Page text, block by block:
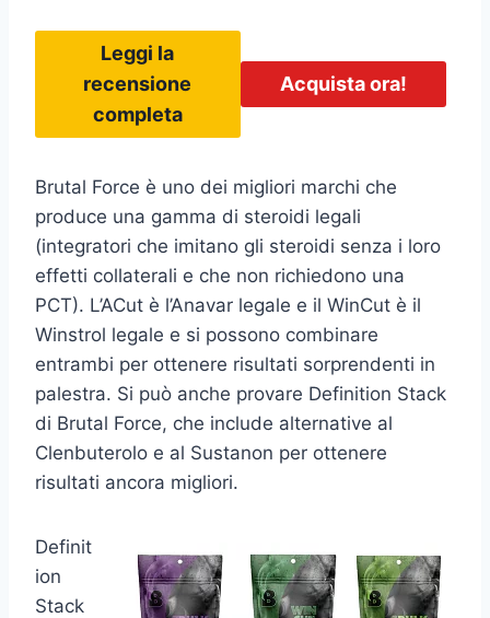
Leggi la
recensione
completa
Acquista ora!
Brutal Force è uno dei migliori marchi che
produce una gamma di steroidi legali
(integratori che imitano gli steroidi senza i loro
effetti collaterali e che non richiedono una
PCT). L’ACut è l’Anavar legale e il WinCut è il
Winstrol legale e si possono combinare
entrambi per ottenere risultati sorprendenti in
palestra. Si può anche provare Definition Stack
di Brutal Force, che include alternative al
Clenbuterolo e al Sustanon per ottenere
risultati ancora migliori.
Definit
ion
Stack